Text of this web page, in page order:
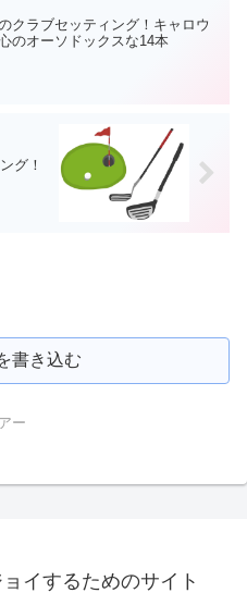
クラブセッティング！キャロウ
のオーソドックスな14本
グ！
書き込む
ー
イするためのサイト